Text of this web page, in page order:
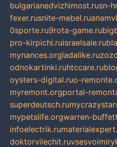
bulgarianedvizhimost.rusn-
fexer.rusnite-mebel.ru
0sporte.ru9rota-game.ru
pro-kirpichi.ruisraelsale.ru
mynances.orgladalike.ru
odnokartinki.ruhtccare.ru
oysters-digital.ruo-
myremont.orgportal-
superdeutsch.ru
mypetslife.orgwarren-
infoelectrik.ru
doktorvilechit.ru